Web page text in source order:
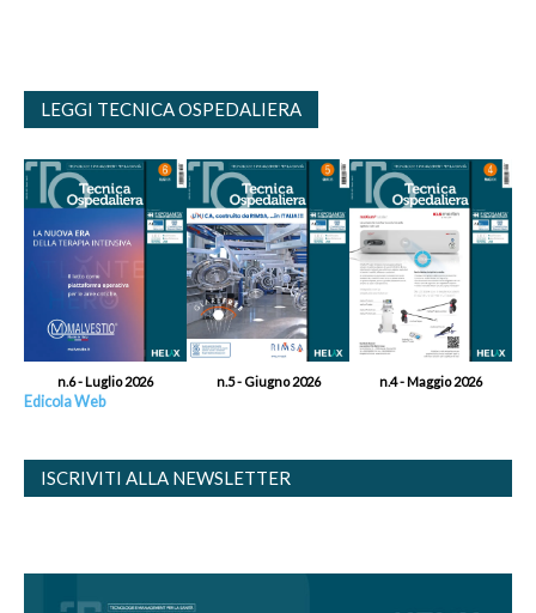
LEGGI TECNICA OSPEDALIERA
n.6 - Luglio 2026 n.5 - Giugno 2026 n.4 - Maggio 2026
Edicola Web
ISCRIVITI ALLA NEWSLETTER